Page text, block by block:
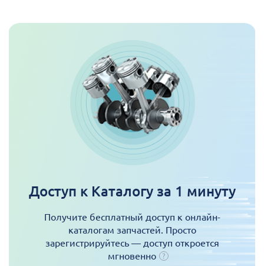
Доступ к Каталогу за 1 минуту
Получите бесплатный доступ к онлайн-
каталогам запчастей. Просто
зарегистрируйтесь — доступ откроется
мгновенно